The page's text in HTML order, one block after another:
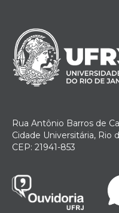
Rua Antônio Barros de
Cidade Universitária, Rio
CEP: 21941-853